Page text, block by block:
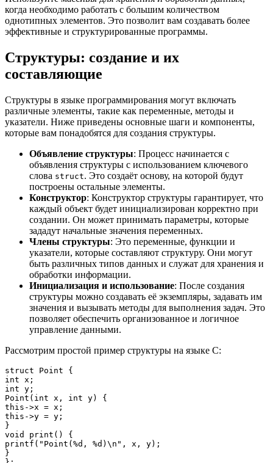
когда необходимо работать с большим количеством
однотипных элементов. Это позволит вам создавать более
эффективные и структурированные программы.
Структуры: создание и их
составляющие
Структуры в языке программирования могут включать
различные элементы, такие как переменные, методы и
указатели. Ниже приведены основные шаги и компоненты,
которые вам понадобятся для создания структуры.
Объявление структуры: Процесс начинается с
объявления структуры с использованием ключевого
слова struct. Это создаёт основу, на которой будут
построены остальные элементы.
Конструктор: Конструктор структуры гарантирует, что
каждый объект будет инициализирован корректно при
создании. Он может принимать параметры, которые
зададут начальные значения переменных.
Члены структуры: Это переменные, функции и
указатели, которые составляют структуру. Они могут
быть различных типов данных и служат для хранения и
обработки информации.
Инициализация и использование: После создания
структуры можно создавать её экземпляры, задавать им
значения и вызывать методы для выполнения задач. Это
позволяет обеспечить организованное и логичное
управление данными.
Рассмотрим простой пример структуры на языке C:
struct Point {
int x;
int y;
Point(int x, int y) {
this->x = x;
this->y = y;
}
void print() {
printf("Point(%d, %d)\n", x, y);
}